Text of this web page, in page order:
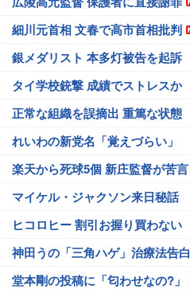
細川元首相 文春で高市首相批判
銀メダリスト 本多灯被告を起訴
タイ学校銃撃 成績でストレスか
正常な組織を誤摘出 重篤な状態
れいわの新党名「覚えづらい」
楽天から死球5個 新庄監督が苦言
マイケル・ジャクソン来日秘話
ヒコロヒー 割引お握り買わない
神田うの「三角ハゲ」治療法告白
堂本剛の投稿に「匂わせなの?」